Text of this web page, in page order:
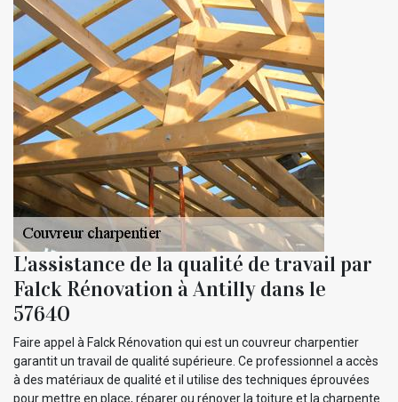
L'assistance de la qualité de travail par
Falck Rénovation à Antilly dans le
57640
Faire appel à Falck Rénovation qui est un couvreur charpentier
garantit un travail de qualité supérieure. Ce professionnel a accès
à des matériaux de qualité et il utilise des techniques éprouvées
pour mettre en place, réparer ou rénover la toiture et la charpente.